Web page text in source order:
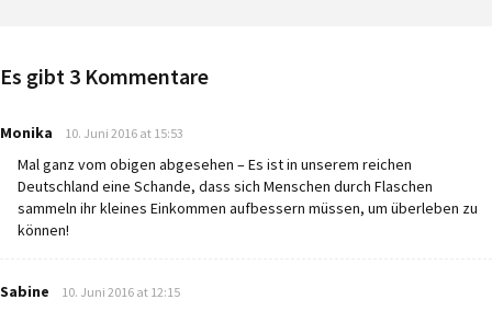
Es gibt 3 Kommentare
Monika says:
10. Juni 2016 at 15:53
Mal ganz vom obigen abgesehen – Es ist in unserem reichen
Deutschland eine Schande, dass sich Menschen durch Flaschen
sammeln ihr kleines Einkommen aufbessern müssen, um überleben zu
können!
Sabine says:
10. Juni 2016 at 12:15